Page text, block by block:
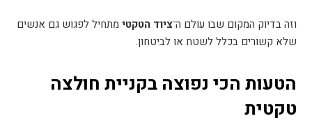
וזה בדיוק המקום שבו עולם ה־ציוד הטקטי מתחיל לפגוש גם אנשים
שלא קשורים בכלל לשטח או לביטחון.
הטעות הכי נפוצה בקניית חולצה
טקטית